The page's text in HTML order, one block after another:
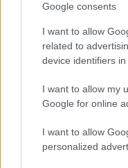
Google consents
I want to allow
related to
device identifiers in
I want to allow my
Google for online
I want to allow
personalized